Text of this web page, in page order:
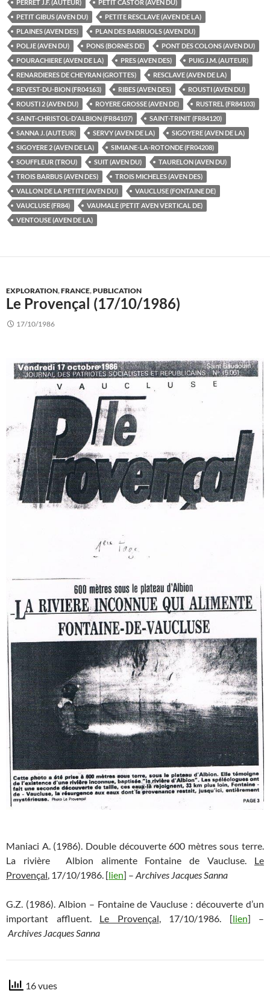
PERRET J.F. (AUTEUR)
PETIT CASTOR (AVEN DU)
PETIT GIBUS (AVEN DU)
PETITE RESCLAVE (AVEN DE LA)
PLAINES (AVEN DES)
PLAN DES BARRUOLS (AVEN DU)
POLJE (AVEN DU)
PONS (BORNES DE)
PONT DES COLONS (AVEN DU)
POURACHIERE (AVEN DE LA)
PRES (AVEN DES)
PUIG J.M. (AUTEUR)
RENARDIERES DE CHEYRAN (GROTTES)
RESCLAVE (AVEN DE LA)
REVEST-DU-BION (FR04163)
RIBES (AVEN DES)
ROUSTI (AVEN DU)
ROUSTI 2 (AVEN DU)
ROYERE GROSSE (AVEN DE)
RUSTREL (FR84103)
SAINT-CHRISTOL-D'ALBION (FR84107)
SAINT-TRINIT (FR84120)
SANNA J. (AUTEUR)
SERVY (AVEN DE LA)
SIGOYERE (AVEN DE LA)
SIGOYERE 2 (AVEN DE LA)
SIMIANE-LA-ROTONDE (FR04208)
SOUFFLEUR (TROU)
SUIT (AVEN DU)
TAURELON (AVEN DU)
TROIS BARBUS (AVEN DES)
TROIS MICHELES (AVEN DES)
VALLON DE LA PETITE (AVEN DU)
VAUCLUSE (FONTAINE DE)
VAUCLUSE (FR84)
VAUMALE (PETIT AVEN VERTICAL DE)
VENTOUSE (AVEN DE LA)
EXPLORATION,FRANCE,PUBLICATION
Le Provençal (17/10/1986)
17/10/1986
Maniaci A. (1986). Double découverte 600 mètres sous terre.
La rivière Albion alimente Fontaine de Vaucluse. Le
Provençal , 17/10/1986. [lien] – Archives Jacques Sanna
G.Z. (1986). Albion – Fontaine de Vaucluse : découverte d’un
important affluent. Le Provençal , 17/10/1986. [lien] –
Archives Jacques Sanna
16 vues